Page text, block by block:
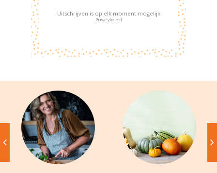
Uitschrijven is op elk moment mogelijk
Privacybeleid